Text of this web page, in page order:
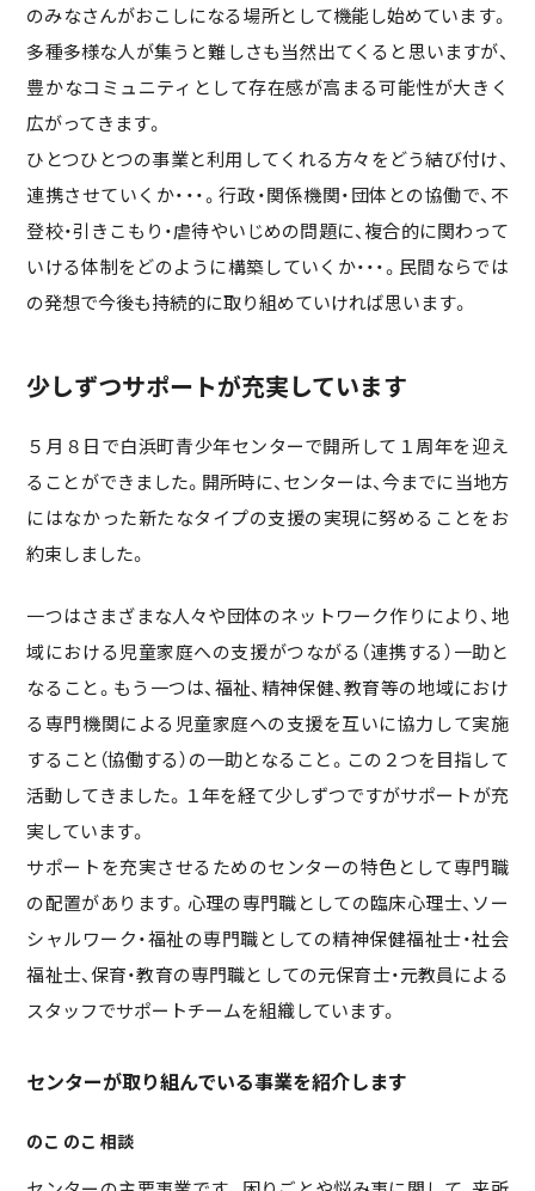
のみなさんがおこしになる場所として機能し始めています。
多種多様な人が集うと難しさも当然出てくると思いますが、
豊かなコミュニティとして存在感が高まる可能性が大きく
広がってきます。
ひとつひとつの事業と利用してくれる方々をどう結び付け、
連携させていくか・・・。行政・関係機関・団体との協働で、不
登校・引きこもり・虐待やいじめの問題に、複合的に関わって
いける体制をどのように構築していくか・・・。民間ならでは
の発想で今後も持続的に取り組めていければ思います。
少しずつサポートが充実しています
５月８日で白浜町青少年センターで開所して１周年を迎え
ることができました。開所時に、センターは、今までに当地方
にはなかった新たなタイプの支援の実現に努めることをお
約束しました。
一つはさまざまな人々や団体のネットワーク作りにより、地
域における児童家庭への支援がつながる（連携する）一助と
なること。もう一つは、福祉、精神保健、教育等の地域におけ
る専門機関による児童家庭への支援を互いに協力して実施
すること（協働する）の一助となること。この２つを目指して
活動してきました。１年を経て少しずつですがサポートが充
実しています。
サポートを充実させるためのセンターの特色として専門職
の配置があります。心理の専門職としての臨床心理士、ソー
シャルワーク・福祉の専門職としての精神保健福祉士・社会
福祉士、保育・教育の専門職としての元保育士・元教員による
スタッフでサポートチームを組織しています。
センターが取り組んでいる事業を紹介します
のこ のこ 相談